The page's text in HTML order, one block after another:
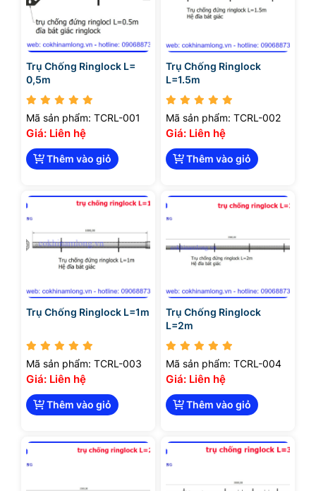
Trụ Chống Ringlock L=
0,5m
Mã sản phẩm: TCRL-001
Giá: Liên hệ
Thêm vào giỏ
Trụ Chống Ringlock
L=1.5m
Mã sản phẩm: TCRL-002
Giá: Liên hệ
Thêm vào giỏ
Trụ Chống Ringlock L=1m
Mã sản phẩm: TCRL-003
Giá: Liên hệ
Thêm vào giỏ
Trụ Chống Ringlock
L=2m
Mã sản phẩm: TCRL-004
Giá: Liên hệ
Thêm vào giỏ